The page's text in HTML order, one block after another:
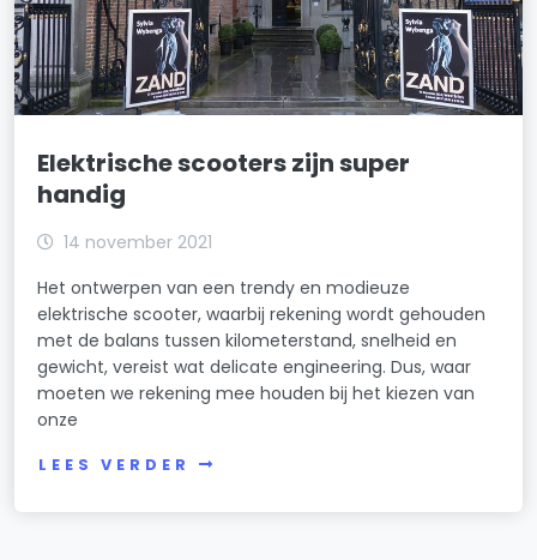
Elektrische scooters zijn super
handig
14 november 2021
Het ontwerpen van een trendy en modieuze
elektrische scooter, waarbij rekening wordt gehouden
met de balans tussen kilometerstand, snelheid en
gewicht, vereist wat delicate engineering. Dus, waar
moeten we rekening mee houden bij het kiezen van
onze
LEES VERDER